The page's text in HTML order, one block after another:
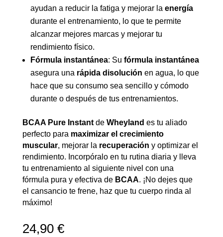
ayudan a reducir la fatiga y mejorar la energía
durante el entrenamiento, lo que te permite
alcanzar mejores marcas y mejorar tu
rendimiento físico.
Fórmula instantánea: Su fórmula instantánea
asegura una rápida disolución en agua, lo que
hace que su consumo sea sencillo y cómodo
durante o después de tus entrenamientos.
BCAA Pure Instantde Wheyland es tu aliado
perfecto para maximizar el crecimiento
muscular, mejorar la recuperación y optimizar el
rendimiento. Incorpóralo en tu rutina diaria y lleva
tu entrenamiento al siguiente nivel con una
fórmula pura y efectiva de BCAA. ¡No dejes que
el cansancio te frene, haz que tu cuerpo rinda al
máximo!
24,90 €